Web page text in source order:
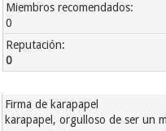
Miembros recomendados:
0
Reputación:
0
Firma de karapapel
karapapel, orgulloso de ser un